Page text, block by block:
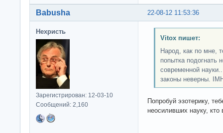
22-08-12 11:53:36
Babusha
Нехристь
Зарегистрирован: 12-03-10
Сообщений: 2,160
Vitox пишет:
Народ, как по мне,
попытка подогнать
современной
законы неверны.
Попробуй эзотерику,
неосиливших науку,